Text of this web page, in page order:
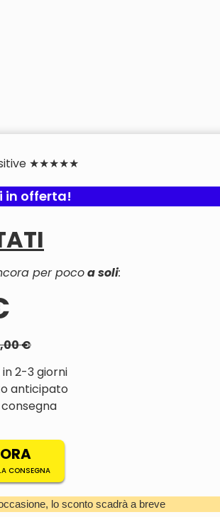
★★★★★
in offerta!
per pocoa soli:
€
2-3 giorni
anticipato
CONSEGNA
lo sconto scadrà a breve